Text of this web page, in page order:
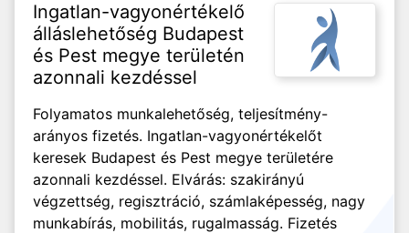
Ingatlan-vagyonértékelő
álláslehetőség Budapest
és Pest megye területén
azonnali kezdéssel
Folyamatos munkalehetőség, teljesítmény-
arányos fizetés. Ingatlan-vagyonértékelőt
keresek Budapest és Pest megye területére
azonnali kezdéssel. Elvárás: szakirányú
végzettség, regisztráció, számlaképesség, nagy
munkabírás, mobilitás, rugalmasság. Fizetés